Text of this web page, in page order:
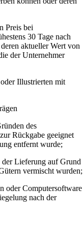
Preis bei
30 Tage nach
aktueller Wert von
der Unternehmer
Illustrierten mit
des
Rückgabe geeignet
entfernt wurde;
Lieferung auf Grund
vermischt wurden;
oder Computersoftware
nach der